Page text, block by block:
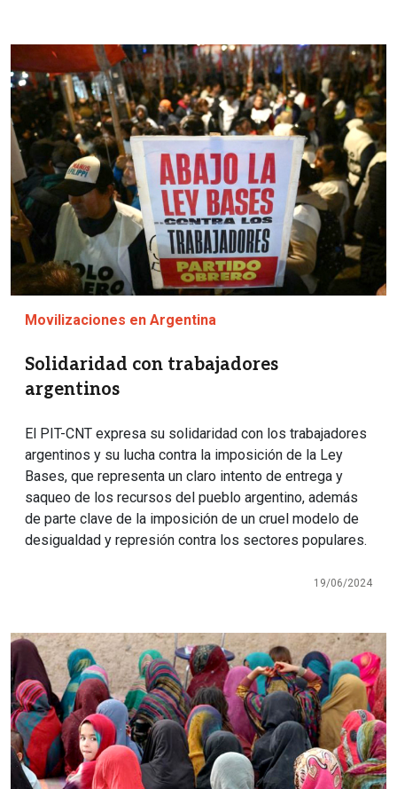
Imagen
Movilizaciones en Argentina
Solidaridad con trabajadores
argentinos
El PIT-CNT expresa su solidaridad con los trabajadores
argentinos y su lucha contra la imposición de la Ley
Bases, que representa un claro intento de entrega y
saqueo de los recursos del pueblo argentino, además
de parte clave de la imposición de un cruel modelo de
desigualdad y represión contra los sectores populares.
19/06/2024
Imagen